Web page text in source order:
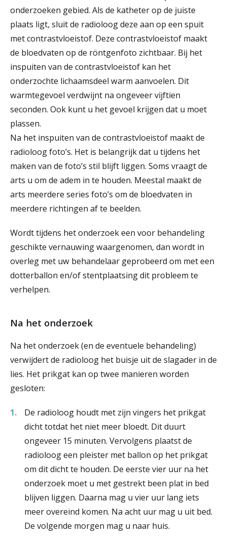
onderzoeken gebied. Als de katheter op de juiste
plaats ligt, sluit de radioloog deze aan op een spuit
met contrastvloeistof. Deze contrastvloeistof maakt
de bloedvaten op de röntgenfoto zichtbaar. Bij het
inspuiten van de contrastvloeistof kan het
onderzochte lichaamsdeel warm aanvoelen. Dit
warmtegevoel verdwijnt na ongeveer vijftien
seconden. Ook kunt u het gevoel krijgen dat u moet
plassen.
Na het inspuiten van de contrastvloeistof maakt de
radioloog foto’s. Het is belangrijk dat u tijdens het
maken van de foto’s stil blijft liggen. Soms vraagt de
arts u om de adem in te houden. Meestal maakt de
arts meerdere series foto’s om de bloedvaten in
meerdere richtingen af te beelden.
Wordt tijdens het onderzoek een voor behandeling
geschikte vernauwing waargenomen, dan wordt in
overleg met uw behandelaar geprobeerd om met een
dotterballon en/of stentplaatsing dit probleem te
verhelpen.
Na het onderzoek
Na het onderzoek (en de eventuele behandeling)
verwijdert de radioloog het buisje uit de slagader in de
lies. Het prikgat kan op twee manieren worden
gesloten:
De radioloog houdt met zijn vingers het prikgat
dicht totdat het niet meer bloedt. Dit duurt
ongeveer 15 minuten. Vervolgens plaatst de
radioloog een pleister met ballon op het prikgat
om dit dicht te houden. De eerste vier uur na het
onderzoek moet u met gestrekt been plat in bed
blijven liggen. Daarna mag u vier uur lang iets
meer overeind komen. Na acht uur mag u uit bed.
De volgende morgen mag u naar huis.